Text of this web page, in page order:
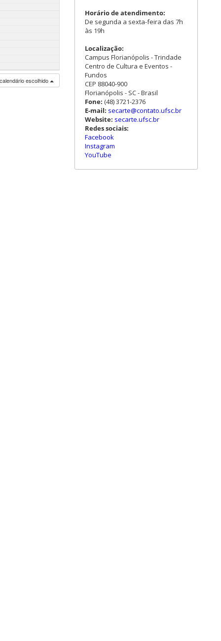
escolhido
Horário de atendimento:
De segunda a sexta-feira das 7h
às 19h
Localização:
Campus Florianópolis - Trindade
Centro de Cultura e Eventos -
Fundos
CEP 88040-900
Florianópolis - SC - Brasil
Fone: (48) 3721-2376
E-mail: secarte@contato.ufsc.br
Website: secarte.ufsc.br
Redes sociais:
Facebook
Instagram
YouTube